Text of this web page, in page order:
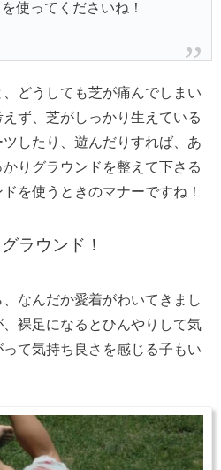
使ってくださいね！
どうしても芝が痛んでしまい
ず、芝がしっかり生えている
したり、遊んだりすれば、あ
りグラウンドを整えて下さる
を使うときのマナーですね！
ラウンド！
なんだか愛着がわいてきまし
裸足になるとひんやりして気
て気持ち良さを感じる子もい